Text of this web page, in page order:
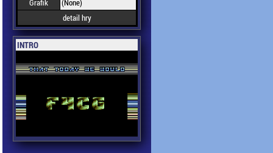
Grafik
(None)
detail hry
INTRO